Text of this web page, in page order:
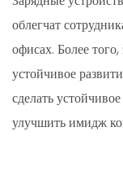
облегчат
офисах. Более
устойчивое
сделать
улучшить имидж